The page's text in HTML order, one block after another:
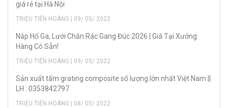
giá rẻ tại Hà Nội
TRIỆU TIẾN HOÀNG | 09/ 05/ 2022
Nắp Hố Ga, Lưới Chắn Rác Gang Đúc 2026 | Giá Tại Xưởng
Hàng Có Sẵn!
TRIỆU TIẾN HOÀNG | 09/ 05/ 2022
Sản xuất tấm grating composite số lượng lớn nhất Việt Nam ||
LH : 0353842797
TRIỆU TIẾN HOÀNG | 08/ 05/ 2022